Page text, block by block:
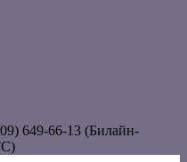
649-66-13 (Билайн-